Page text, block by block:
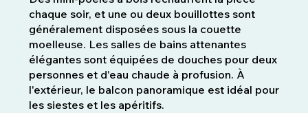
chaque soir, et une ou deux bouillottes sont
généralement disposées sous la couette
moelleuse. Les salles de bains attenantes
élégantes sont équipées de douches pour deux
personnes et d'eau chaude à profusion. À
l'extérieur, le balcon panoramique est idéal pour
les siestes et les apéritifs.